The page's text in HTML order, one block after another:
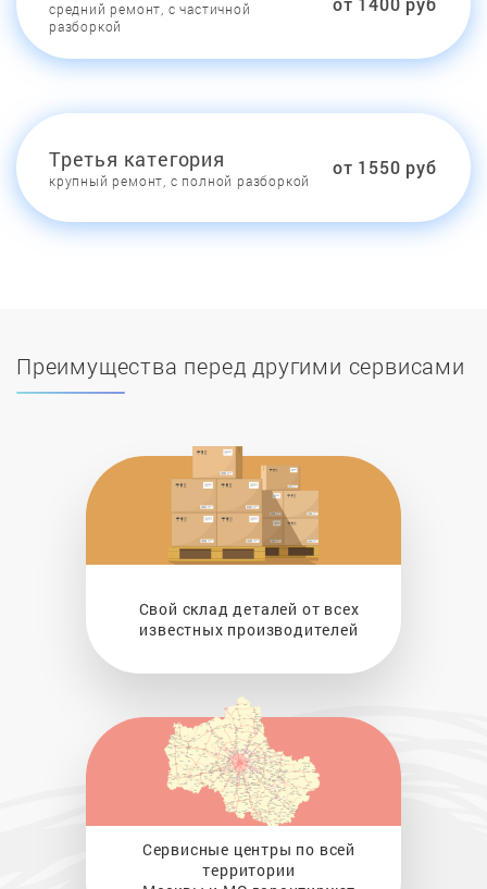
средний ремонт, с частичной
разборкой
Третья категория
крупный ремонт, с полной разборкой
от 1550 руб
Преимущества перед другими сервисами
Свой склад деталей от всех
известных производителей
Сервисные центры по всей
территории